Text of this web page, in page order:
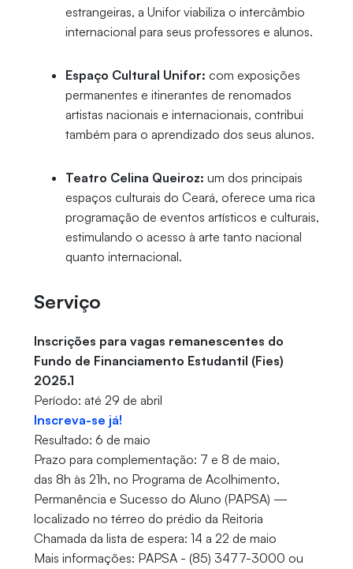
estrangeiras, a Unifor viabiliza o intercâmbio
internacional para seus professores e alunos.
Espaço Cultural Unifor: com exposições
permanentes e itinerantes de renomados
artistas nacionais e internacionais, contribui
também para o aprendizado dos seus alunos.
Teatro Celina Queiroz: um dos principais
espaços culturais do Ceará, oferece uma rica
programação de eventos artísticos e culturais,
estimulando o acesso à arte tanto nacional
quanto internacional.
Serviço
Inscrições para vagas remanescentes do
Fundo de Financiamento Estudantil (Fies)
2025.1
Período: até 29 de abril
Inscreva-se já!
Resultado: 6 de maio
Prazo para complementação: 7 e 8 de maio,
das 8h às 21h, no Programa de Acolhimento,
Permanência e Sucesso do Aluno (PAPSA) —
localizado no térreo do prédio da Reitoria
Chamada da lista de espera: 14 a 22 de maio
Mais informações: PAPSA - (85) 3477-3000 ou